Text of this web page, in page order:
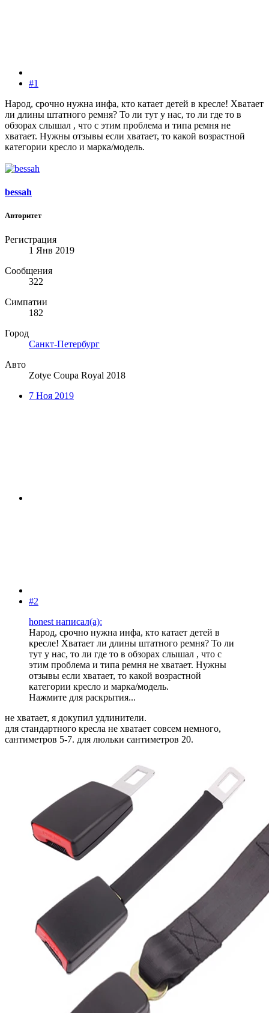
#1
Народ, срочно нужна инфа, кто катает детей в кресле! Хватает
ли длины штатного ремня? То ли тут у нас, то ли где то в
обзорах слышал , что с этим проблема и типа ремня не
хватает. Нужны отзывы если хватает, то какой возрастной
категории кресло и марка/модель.
bessah
Авторитет
Регистрация
1 Янв 2019
Сообщения
322
Симпатии
182
Город
Санкт-Петербург
Авто
Zotye Coupa Royal 2018
7 Ноя 2019
#2
honest написал(а):
Народ, срочно нужна инфа, кто катает детей в
кресле! Хватает ли длины штатного ремня? То ли
тут у нас, то ли где то в обзорах слышал , что с
этим проблема и типа ремня не хватает. Нужны
отзывы если хватает, то какой возрастной
категории кресло и марка/модель.
Нажмите для раскрытия...
не хватает, я докупил удлинители.
для стандартного кресла не хватает совсем немного,
сантиметров 5-7. для люльки сантиметров 20.